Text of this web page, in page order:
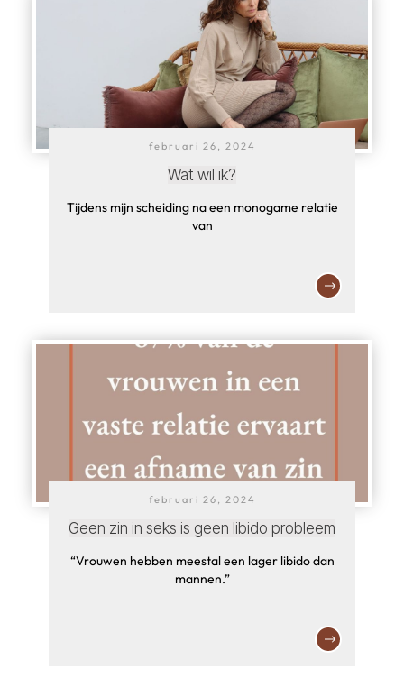
februari 26, 2024
Wat wil ik?
Tijdens mijn scheiding na een monogame relatie
van
februari 26, 2024
Geen zin in seks is geen libido probleem
“Vrouwen hebben meestal een lager libido dan
mannen.”